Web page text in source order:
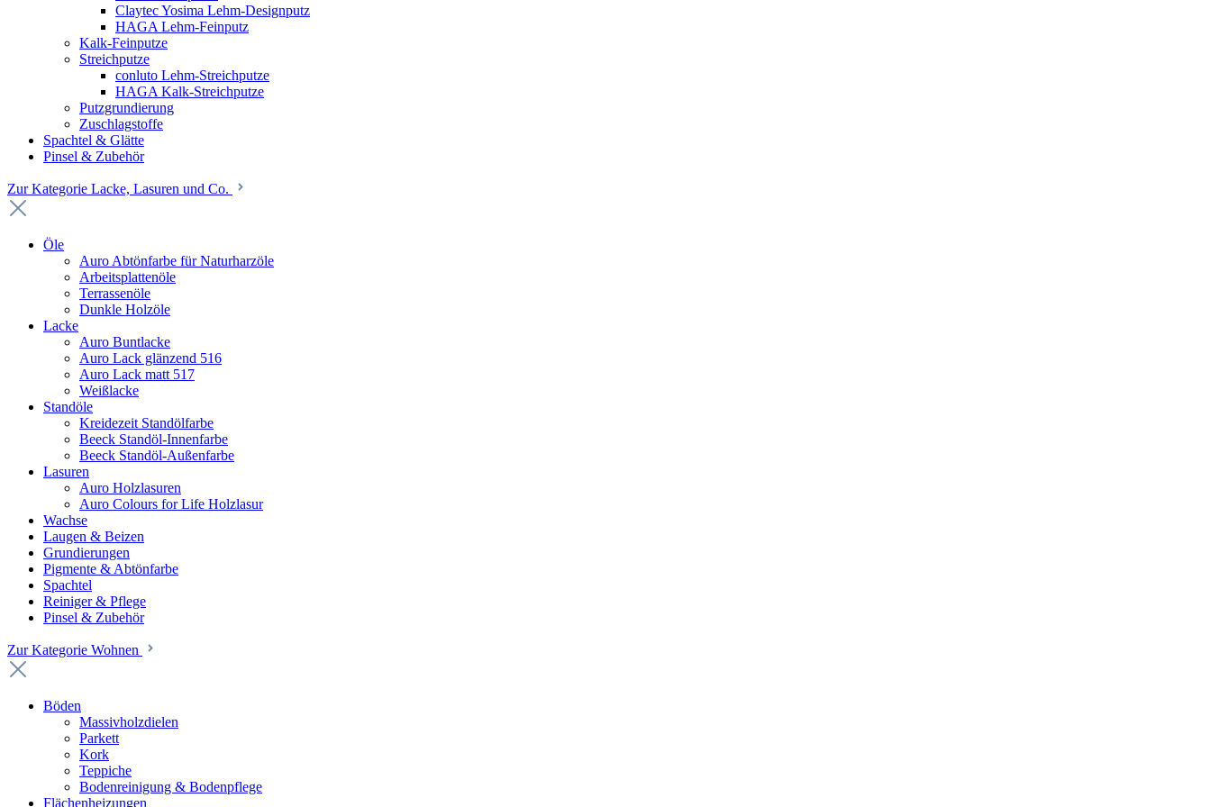
Claytec Yosima Lehm-Designputz
HAGA Lehm-Feinputz
Kalk-Feinputze
Streichputze
conluto Lehm-Streichputze
HAGA Kalk-Streichputze
Putzgrundierung
Zuschlagstoffe
Spachtel & Glätte
Pinsel & Zubehör
Zur Kategorie Lacke, Lasuren und Co.
Öle
Auro Abtönfarbe für Naturharzöle
Arbeitsplattenöle
Terrassenöle
Dunkle Holzöle
Lacke
Auro Buntlacke
Auro Lack glänzend 516
Auro Lack matt 517
Weißlacke
Standöle
Kreidezeit Standölfarbe
Beeck Standöl-Innenfarbe
Beeck Standöl-Außenfarbe
Lasuren
Auro Holzlasuren
Auro Colours for Life Holzlasur
Wachse
Laugen & Beizen
Grundierungen
Pigmente & Abtönfarbe
Spachtel
Reiniger & Pflege
Pinsel & Zubehör
Zur Kategorie Wohnen
Böden
Massivholzdielen
Parkett
Kork
Teppiche
Bodenreinigung & Bodenpflege
Flächenheizungen